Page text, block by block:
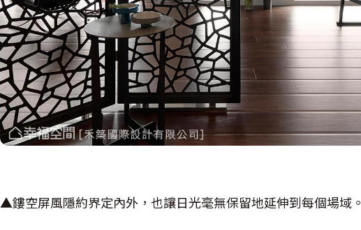
▲鏤空屏風隱約界定內外，也讓日光毫無保留地延伸到每個場域。